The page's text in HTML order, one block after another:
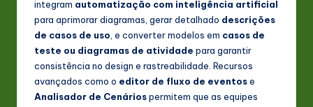
integram automatização com inteligência artificial
para aprimorar diagramas, gerar detalhado descrições
de casos de uso, e converter modelos em casos de
teste ou diagramas de atividade para garantir
consistência no design e rastreabilidade. Recursos
avançados como o editor de fluxo de eventose
Analisador de Cenáriospermitem que as equipes